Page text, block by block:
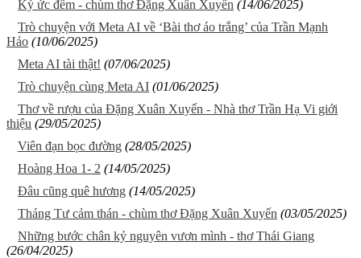
Ký ức đêm - chùm thơ Đặng Xuân Xuyến (14/06/2025)
Trò chuyện với Meta AI về ‘Bài thơ áo trắng’ của Trần Mạnh
Hảo (10/06/2025)
Meta AI tài thật! (07/06/2025)
Trò chuyện cùng Meta AI (01/06/2025)
Thơ về rượu của Đặng Xuân Xuyến - Nhà thơ Trần Hạ Vi giới
thiệu (29/05/2025)
Viên đạn bọc đường (28/05/2025)
Hoàng Hoa 1- 2 (14/05/2025)
Đâu cũng quê hương (14/05/2025)
Tháng Tư cảm thán - chùm thơ Đặng Xuân Xuyến (03/05/2025)
Những bước chân kỷ nguyên vươn mình - thơ Thái Giang
(26/04/2025)